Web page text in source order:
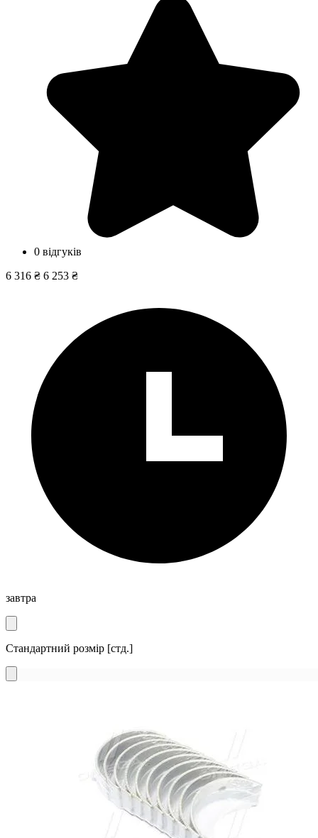
0 відгуків
6 316 ₴ 6 253 ₴
завтра
Стандартний розмір [стд.]